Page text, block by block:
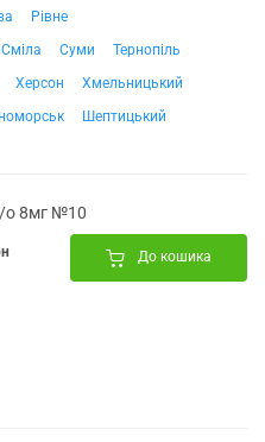
Рівне
Сміла Суми
Тернопіль
Херсон
Хмельницький
Шептицький
о 8мг №10
До кошика